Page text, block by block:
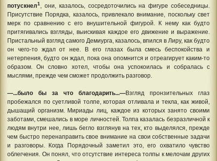
потускнел1
, они, казалось, сосредоточились на фигуре собеседницы.
Присутствие Порядка, казалось, привлекало внимание, поскольку свет
мерк по сравнению с его внушительной фигурой. К нему как будто
притягивались взгляды, выискивая каждое его движение и выражение.
Пристальный взгляд самого Демиурга, казалось, впился в Лиру, как будто
он чего-то ждал от нее. В его глазах была смесь беспокойства и
нетерпения, будто он ждал, пока она опомнится и отреагирует каким-то
образом. Он словно хотел, чтобы она успокоилась и собралась с
мыслями, прежде чем сможет продолжить разговор.
—...было бы за что благодарить...—Взгляд пронзительных глаз
пробежался по суетливой толпе, которая отливала и текла, как живой,
дышащий организм. Мириады лиц, каждое из которых занято своими
заботами, смешались в море личностей. Толпа казалась безразличной к
людям внутри нее, лишь бегло взглянув на тех, кто выделялся, прежде
чем быстро перенаправить свое внимание на свои собственные задачи
и разговоры. Когда Порядочный заметил это, его охватило чувство
облегчения. Он понял, что отсутствие интереса толпы к мелочам других